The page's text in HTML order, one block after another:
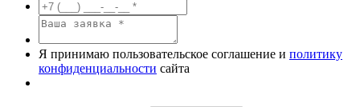
Я принимаю пользовательское соглашение и политику
конфиденциальности сайта